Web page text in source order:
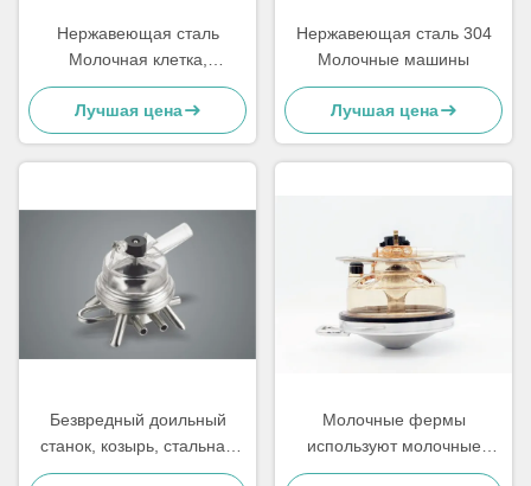
Нержавеющая сталь
Молочная клетка,
Промышленные
универсальные доярские
оборудования
Лучшая цена
Нержавеющая сталь 304
Молочные машины
Лучшая цена
Безвредный доильный
станок, козырь, стальная
сталь 304
Молочные фермы
используют молочные
машины Запчасти для